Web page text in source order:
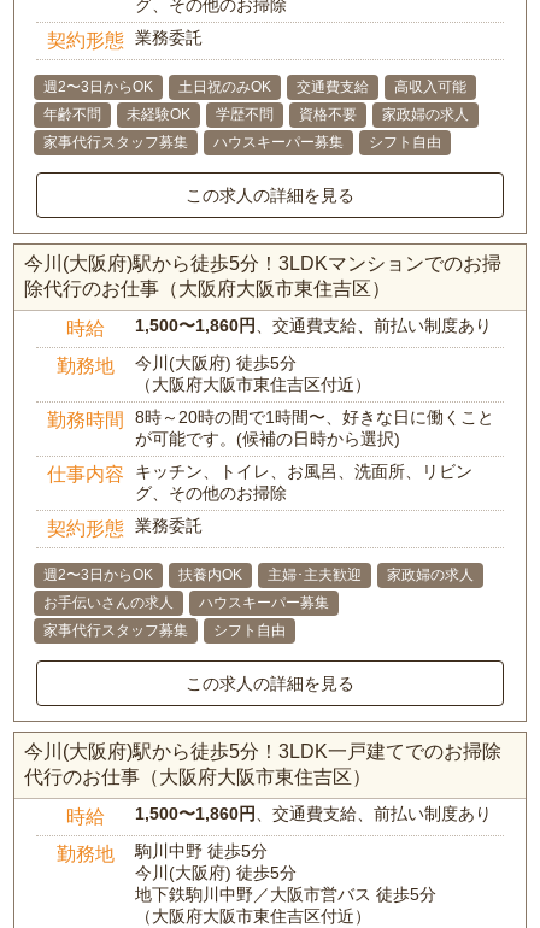
グ、その他のお掃除
契約形態 業務委託
週2〜3日からOK 土日祝のみOK 交通費支給
高収入可能
年齢不問
未経験OK 学歴不問 資格不要
家政婦の求人
家事代行スタッフ募集
ハウスキーパー募集 シフト自由
この求人の詳細を見る
今川(大阪府)駅から徒歩5分！3LDKマンションでのお掃
除代行のお仕事（大阪府大阪市東住吉区）
時給 1,500〜1,860円、交通費支給、前払い制度あり
勤務地
今川(大阪府) 徒歩5分
（大阪府大阪市東住吉区付近）
勤務時間
8時～20時の間で1時間〜、好きな日に働くこと
が可能です。(候補の日時から選択)
仕事内容
キッチン、トイレ、お風呂、洗面所、リビン
グ、その他のお掃除
契約形態 業務委託
週2〜3日からOK 扶養内OK 主婦･主夫歓迎
家政婦の求人
お手伝いさんの求人
ハウスキーパー募集
家事代行スタッフ募集
シフト自由
この求人の詳細を見る
今川(大阪府)駅から徒歩5分！3LDK一戸建てでのお掃除
代行のお仕事（大阪府大阪市東住吉区）
時給 1,500〜1,860円、交通費支給、前払い制度あり
勤務地
駒川中野 徒歩5分
今川(大阪府) 徒歩5分
地下鉄駒川中野／大阪市営バス 徒歩5分
（大阪府大阪市東住吉区付近）